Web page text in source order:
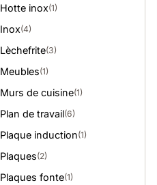
Hotte inox(1)
Inox(4)
Lèchefrite(3)
Meubles(1)
Murs de cuisine(1)
Plan de travail(6)
Plaque induction(1)
Plaques(2)
Plaques fonte(1)